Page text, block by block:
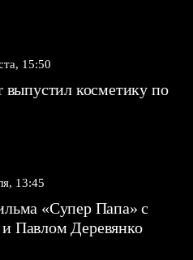
15:50
косметику по
13:45
«Супер Папа» с
Павлом Деревянко